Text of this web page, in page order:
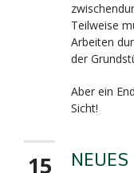
Teilweise
Arbeiten
der
Aber ein
Sicht!
15